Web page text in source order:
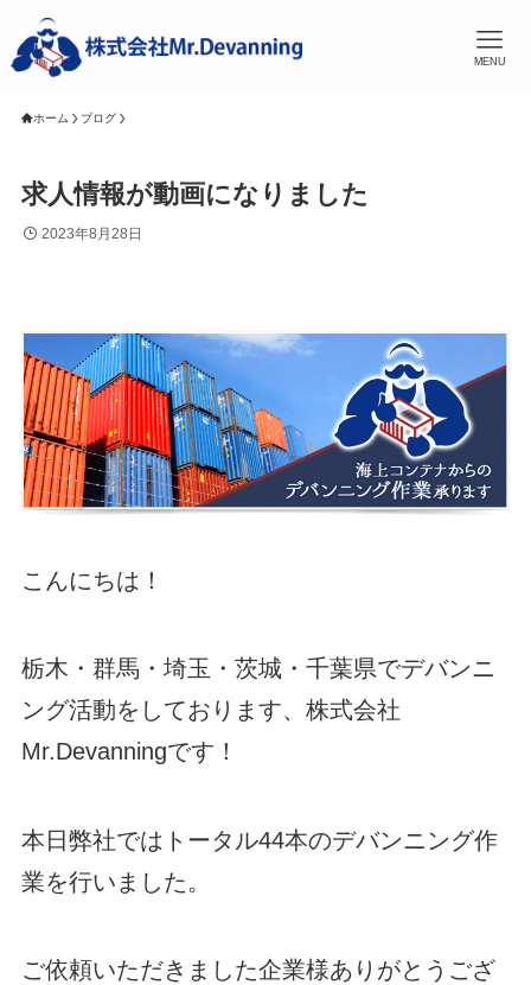
MENU
ホーム ブログ
求人情報が動画になりました
2023年8月28日
こんにちは！
栃木・群馬・埼玉・茨城・千葉県でデバンニ
ング活動をしております、株式会社
Mr.Devanningです！
本日弊社ではトータル44本のデバンニング作
業を行いました。
ご依頼いただきました企業様ありがとうござ